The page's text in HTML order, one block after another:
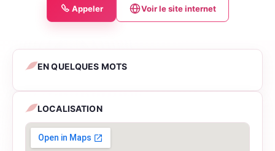
Appeler Voir le site internet
EN QUELQUES MOTS
LOCALISATION